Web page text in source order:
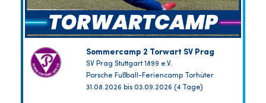
Sommercamp 2 Torwart SV Prag
SV Prag Stuttgart 1899 e.V.
Porsche Fußball-Feriencamp Torhüter
31.08.2026 bis 03.09.2026 (4 Tage)